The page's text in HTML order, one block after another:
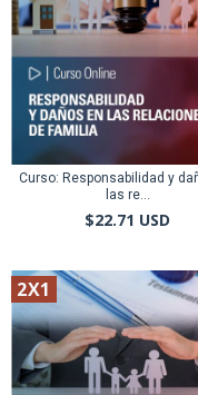
Curso: Responsabilidad y
las re...
$22.71 USD
2X1